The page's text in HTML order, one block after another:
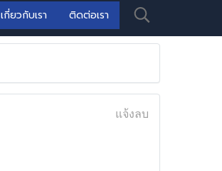
เกี่ยวกับเรา ติดต่อเรา
แจ้งลบ